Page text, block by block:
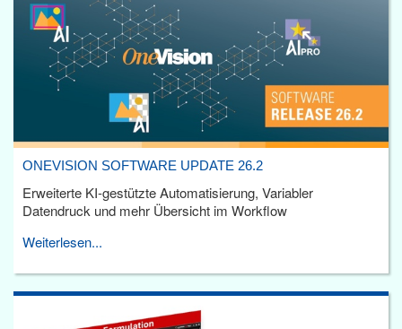
ONEVISION SOFTWARE UPDATE 26.2
Erweiterte KI-gestützte Automatisierung, Variabler
Datendruck und mehr Übersicht im Workflow
Weiterlesen...